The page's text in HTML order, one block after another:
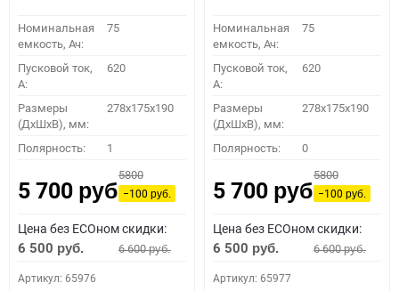
Номинальная
емкость, Ач:
75
Пусковой ток,
A:
620
Размеры
(ДхШхВ), мм:
278x175x190
Полярность: 1
5 700 руб.
5800
−100руб.
Цена без ECOном скидки:
6 500 руб. 6 600руб.
Артикул: 65976
Номинальная
емкость, Ач:
75
Пусковой ток,
A:
620
Размеры
(ДхШхВ), мм:
278x175x190
Полярность: 0
5 700 руб.
5800
−100руб.
Цена без ECOном скидки:
6 500 руб. 6 600руб.
Артикул: 65977